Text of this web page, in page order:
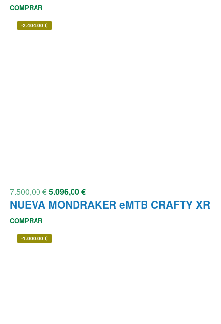
COMPRAR
-2.404,00 €
7.500,00€5.096,00€
NUEVA MONDRAKER eMTB CRAFTY XR
COMPRAR
-1.000,00 €